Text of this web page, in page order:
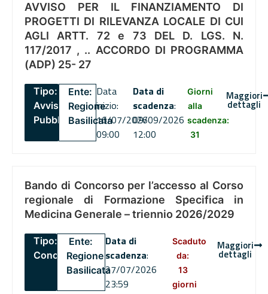
AVVISO PER IL FINANZIAMENTO DI
PROGETTI DI RILEVANZA LOCALE DI CUI
AGLI ARTT. 72 e 73 DEL D. LGS. N.
117/2017 , .. ACCORDO DI PROGRAMMA
(ADP) 25- 27
Tipo:
Avviso
Pubblico
Ente:
Regione
Basilicata
Data
inizio:
16/07/2026
09:00
Data di
scadenza:
09/09/2026
12:00
Giorni
alla
scadenza:
31
Maggiori
dettagli
Bando di Concorso per l’accesso al Corso
regionale di Formazione Specifica in
Medicina Generale – triennio 2026/2029
Tipo:
Concorsi
Ente:
Regione
Basilicata
Data di
scadenza:
27/07/2026
23:59
Scaduto
da:
13
giorni
Maggiori
dettagli